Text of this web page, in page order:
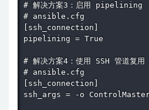
# 解决方案3：启用 pipelining
# ansible.cfg
[ssh_connection]
pipelining = True
# 解决方案4：使用 SSH 管道复用
# ansible.cfg
[ssh_connection]
ssh_args = -o